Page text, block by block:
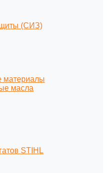
(СИЗ)
материалы
масла
STIHL